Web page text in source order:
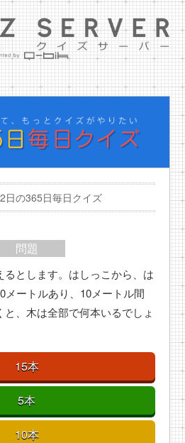
日の365日毎日クイズ
問題
とします。はしっこから、は
メートルあり、10メートル間
、木は全部で何本いるでしょ
15本
5本
10本